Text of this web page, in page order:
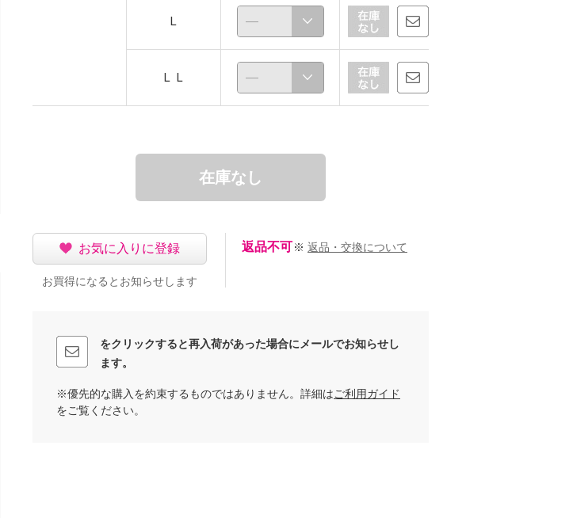
ささまま
Ｌ
ＬＬ
在庫なし
お気に入りに登録
お買得になるとお知らせします
返品不可 ※ 返品・交換について
をクリックすると再入荷があった場合にメールでお知らせし
ます。
※優先的な購入を約束するものではありません。詳細は ご利用ガイド
をご覧ください。